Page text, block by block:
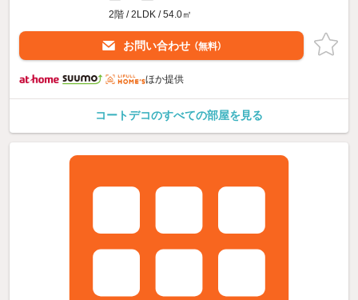
2階 / 2LDK / 54.0㎡
お問い合わせ （無料）
ほか提供
コートデコのすべての部屋を見る